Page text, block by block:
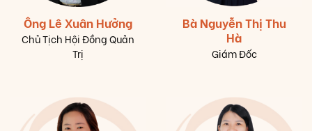
Ông Lê Xuân Hưởng
Chủ Tịch Hội Đồng Quản
Trị
Bà Nguyễn Thị Thu
Hà
Giám Đốc